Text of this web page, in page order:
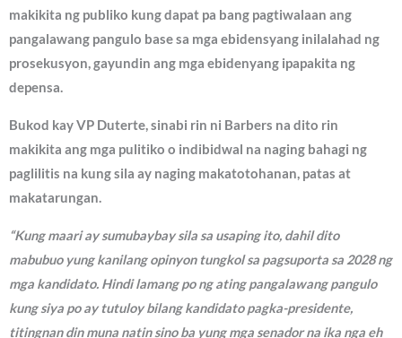
makikita ng publiko kung dapat pa bang pagtiwalaan ang
pangalawang pangulo base sa mga ebidensyang inilalahad ng
prosekusyon, gayundin ang mga ebidenyang ipapakita ng
depensa.
Bukod kay VP Duterte, sinabi rin ni Barbers na dito rin
makikita ang mga pulitiko o indibidwal na naging bahagi ng
paglilitis na kung sila ay naging makatotohanan, patas at
makatarungan.
“Kung maari ay sumubaybay sila sa usaping ito, dahil dito
mabubuo yung kanilang opinyon tungkol sa pagsuporta sa 2028 ng
mga kandidato. Hindi lamang po ng ating pangalawang pangulo
kung siya po ay tutuloy bilang kandidato pagka-presidente,
titingnan din muna natin sino ba yung mga senador na ika nga eh